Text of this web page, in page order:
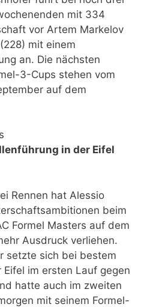
mit 334
vor Artem Markelov
mit einem
an. Die nächsten
3-Cups stehen vom
auf dem
in der Eifel
Rennen hat Alessio
beim
Formel Masters auf dem
Ausdruck verliehen.
setzte sich bei bestem
im ersten Lauf gegen
hatte auch im zweiten
mit seinem Formel-